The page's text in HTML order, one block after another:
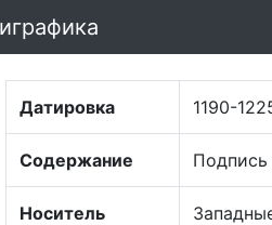
Датировка 1190-
Содержание
Носитель